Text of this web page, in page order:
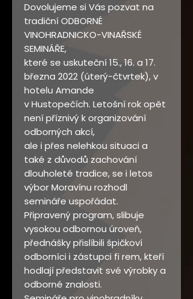
Dovolujeme si Vás pozvat na
tradiční ODBORNÉ
VINOHRADNICKO-VINAŘSKÉ
SEMINÁŘE,
které se uskuteční 15., 16. a 17.
března 2022 (úterý-čtvrtek), v
hotelu Amande
v Hustopečích. Letošní rok opět
není příznivý k organizování
odborných akcí,
ale i přes nelehkou situaci a
také z důvodů zachování
dlouholeté tradice, se i letos
výbor Moravínu rozhodl
semináře uspořádat.
Připravený program, slibuje
vysokou odbornou úroveň,
přednášky přislíbili špičkoví
odborníci i zástupci fi rem, kteří
hodlají představit své výrobky a
odborné znalosti.